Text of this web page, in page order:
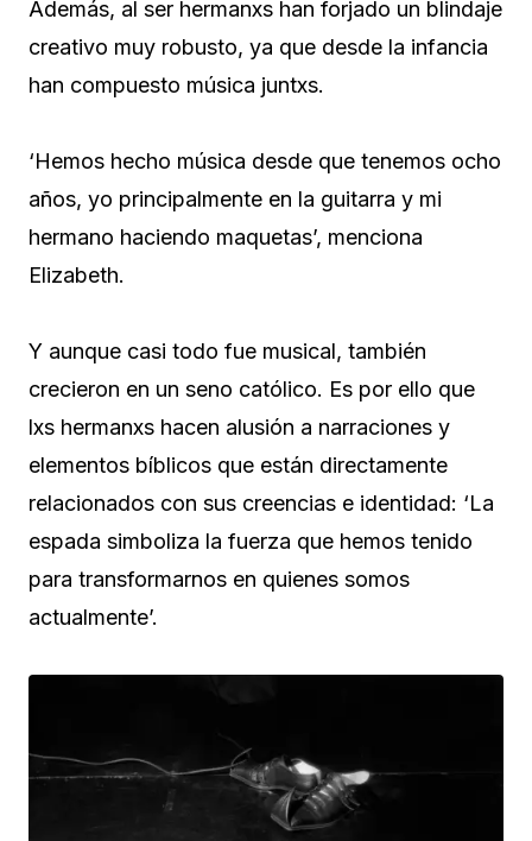
Además, al ser hermanxs han forjado un blindaje
creativo muy robusto, ya que desde la infancia
han compuesto música juntxs.
‘Hemos hecho música desde que tenemos ocho
años, yo principalmente en la guitarra y mi
hermano haciendo maquetas’, menciona
Elizabeth.
Y aunque casi todo fue musical, también
crecieron en un seno católico. Es por ello que
lxs hermanxs hacen alusión a narraciones y
elementos bíblicos que están directamente
relacionados con sus creencias e identidad: ‘La
espada simboliza la fuerza que hemos tenido
para transformarnos en quienes somos
actualmente’.